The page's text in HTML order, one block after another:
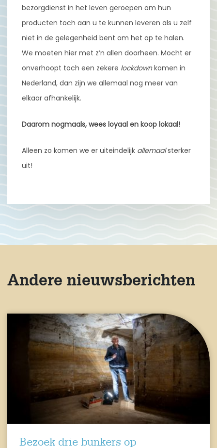
bezorgdienst in het leven geroepen om hun
producten toch aan u te kunnen leveren als u zelf
niet in de gelegenheid bent om het op te halen.
We moeten hier met z’n allen doorheen. Mocht er
onverhoopt toch een zekere lockdownkomen in
Nederland, dan zijn we allemaal nog meer van
elkaar afhankelijk.
Daarom nogmaals, wees loyaal en koop lokaal!
Alleen zo komen we er uiteindelijk allemaalsterker
uit!
Andere nieuwsberichten
Bezoek drie bunkers op